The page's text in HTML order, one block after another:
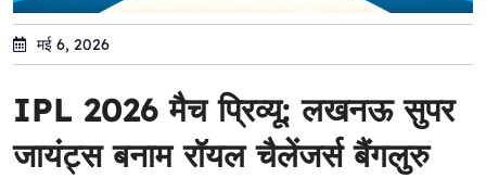
मई 6, 2026
IPL 2026 मैच प्रिव्यू: लखनऊ सुपर
जायंट्स बनाम रॉयल चैलेंजर्स बैंगलुरु